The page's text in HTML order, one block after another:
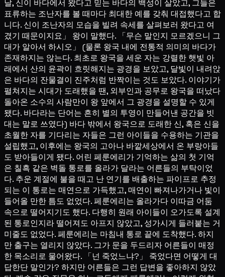
날, 신이 바다에서 왔다고 믿는 바다의 백성이 살았고, 그들은
표류하는 조난자를 볼 때마다 최대한 예를 갖춰 대접했다고 합
니다. 신이 조난자의 모습을 빌려 속세를 살펴보러 왔다고 여
겼기 때문이지요」 왕이 말했다. 「무슨 말인지 모르겠으니 그
대가 알아서 하시오」 (물론 왕국 내에 전통적 의미의 바다가
존재하지는 않는다. 최초로 왕국을 세운 자는 강렬한 햇빛 아
래에서 산의 윤곽이 흐릿해지는 광경을 보았고, 달빛이 내려앉
은 바다의 잔물결이 진주처럼 반짝이는 것도 보았다. 이야기가
펼쳐지는 시대가 도래했을 땐, 외부인과 공무로 왕국을 떠났다
돌아온 소수의 사람만이 왕 앞에서 그 광경을 설명할 수 있게
됐다. 바다라는 단어는 흔히 별의 투영이 만들어낸 공간을 빗
대는 말로 쓰였다) 바다 밖에서 왕국으로 도래한 신, 혹은 신을
초월한 자를 기다리는 자들은 그런 아이들을 수용하는 기관을
설립했고, 이후에는 왕국의 고아나 바깥세상에서 온 부랑아들
도 받아들이게 됐다. 어린 페룬에리가 기억하는 삶의 첫 기억
은 칠흑 같은 벽돌 통로를 올라가 달라는 어른들의 부탁이었
다. 추운 계절에 불을 때고 난 연기를 배출하는 파이프로 추정
되는 이 통로는 매연으로 가득했고, 매연이 빠져나가거나 빛이
들어올 만한 틈도 없었다. 페룬에리는 올라가다 이따금 어둠
속으로 떨어지기도 했다. 다행히 원래 아이들이 오가도록 설계
된 통로인지라 떨어져도 아프지 않았고, 성가시게 들러붙는 거
미줄도 없었다. 페룬에리는 마침내 통로 끝에 도착했다. 하지
만 출구는 열리지 않았다. 그가 문을 두드리자 어른들이 매정
한 목소리로 물어왔다. 「넌 죽었느냐?」 죽었다면 어떻게 대
답한단 말인가? 하지만 어른들은 그런 답변을 좋아하지 않았